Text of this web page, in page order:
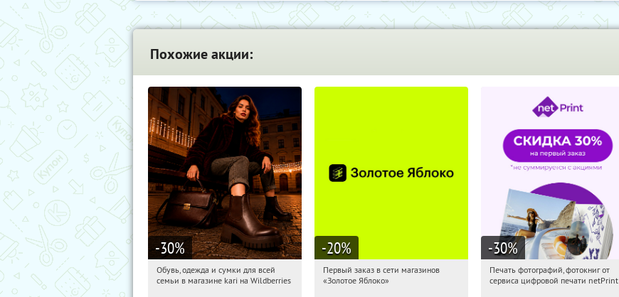
Похожие акции:
-30%
08:18:53 Получили:
Обувь, одежда и сумки для всей
семьи в магазине kari на Wildberries
-20%
08:18:53
Получи первым!
Первый заказ в сети магазинов
«Золотое Яблоко»
-30%
08:18:53 Получили:
Печать фотографий, фотокниг от
сервиса цифровой печати netPrint